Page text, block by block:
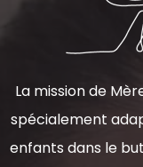
La mission de
spécialement
enfants dans le